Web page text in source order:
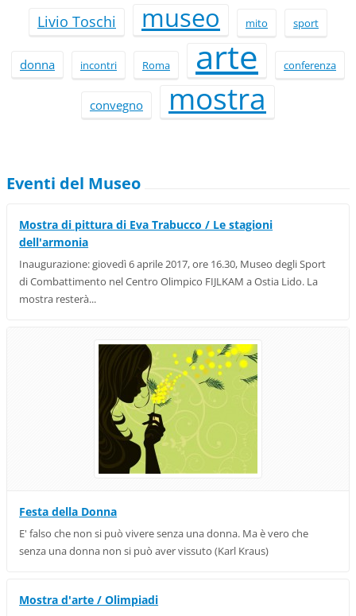
Livio Toschi museo mito sport
donna incontri Roma arte conferenza
convegno mostra
Eventi del Museo
Mostra di pittura di Eva Trabucco / Le stagioni
dell'armonia
Inaugurazione: giovedì 6 aprile 2017, ore 16.30, Museo degli Sport
di Combattimento nel Centro Olimpico FIJLKAM a Ostia Lido. La
mostra resterà...
Festa della Donna
E' falso che non si può vivere senza una donna. Ma è vero che
senza una donna non si può aver vissuto (Karl Kraus)
Mostra d'arte / Olimpiadi